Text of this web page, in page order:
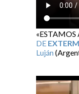
DE
Luján